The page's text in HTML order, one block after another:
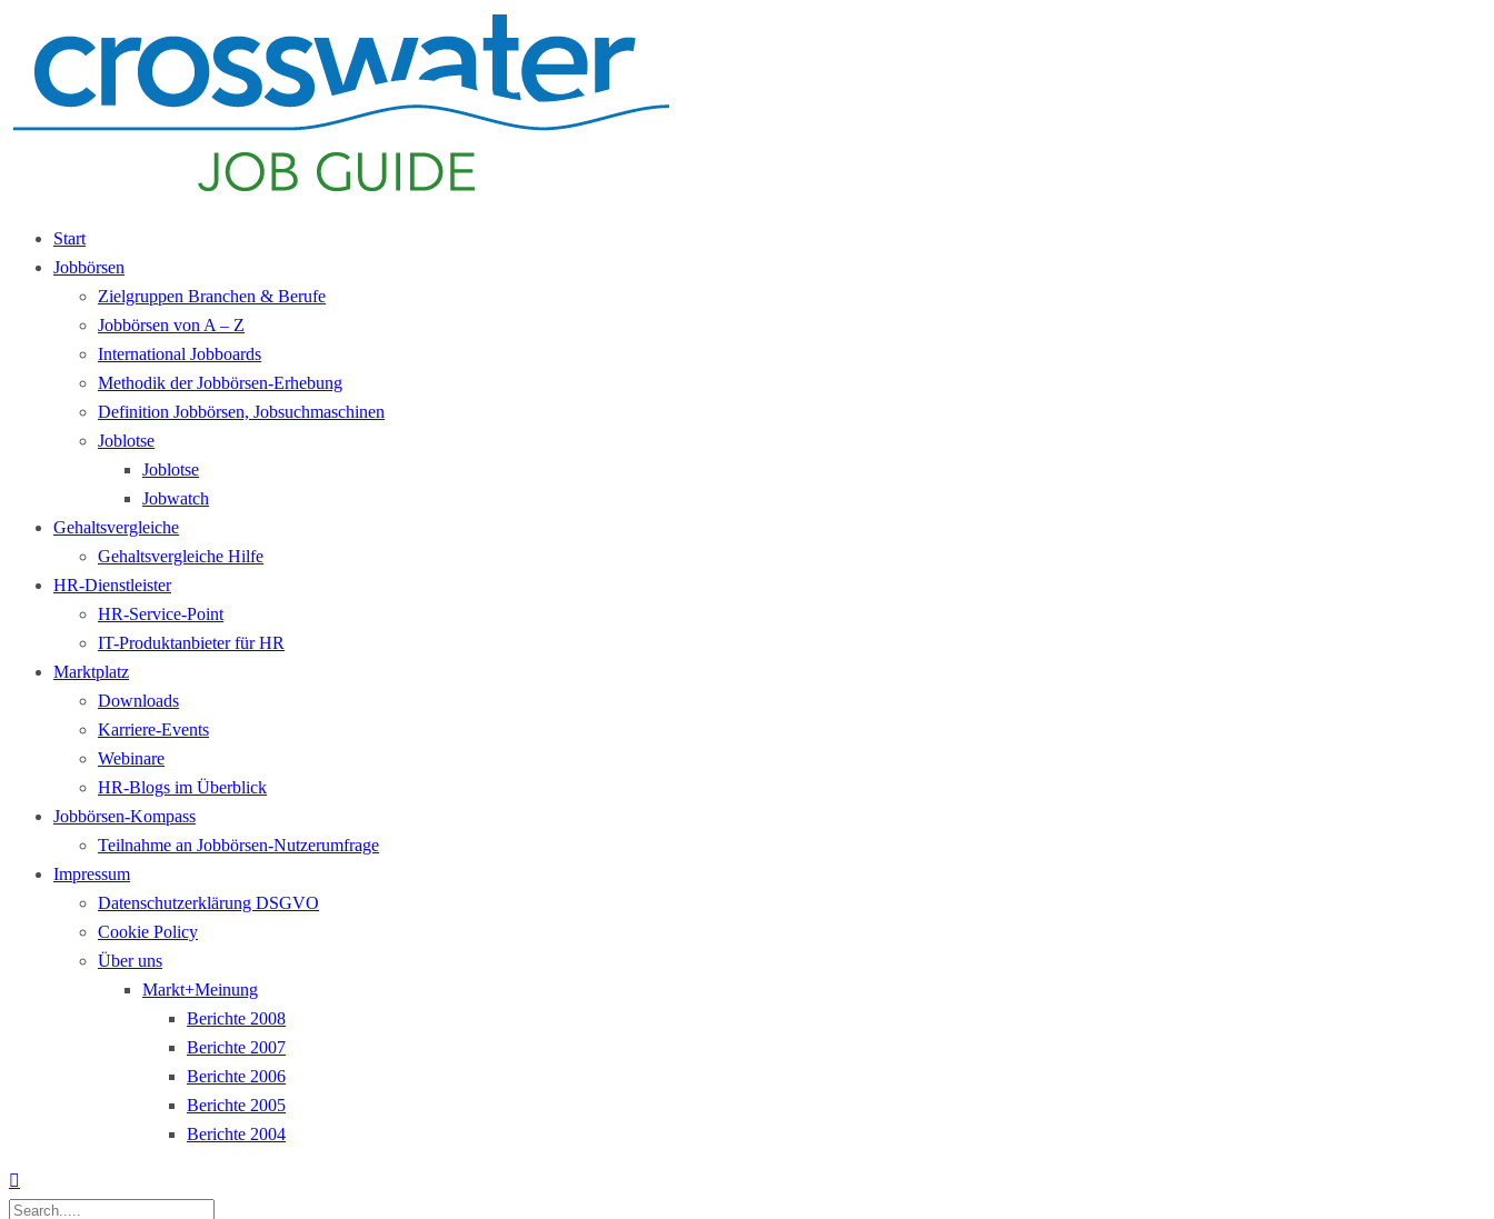
Start
Jobbörsen
Zielgruppen Branchen & Berufe
Jobbörsen von A – Z
International Jobboards
Methodik der Jobbörsen-Erhebung
Definition Jobbörsen, Jobsuchmaschinen
Joblotse
Joblotse
Jobwatch
Gehaltsvergleiche
Gehaltsvergleiche Hilfe
HR-Dienstleister
HR-Service-Point
IT-Produktanbieter für HR
Marktplatz
Downloads
Karriere-Events
Webinare
HR-Blogs im Überblick
Jobbörsen-Kompass
Teilnahme an Jobbörsen-Nutzerumfrage
Impressum
Datenschutzerklärung DSGVO
Cookie Policy
Über uns
Markt+Meinung
Berichte 2008
Berichte 2007
Berichte 2006
Berichte 2005
Berichte 2004